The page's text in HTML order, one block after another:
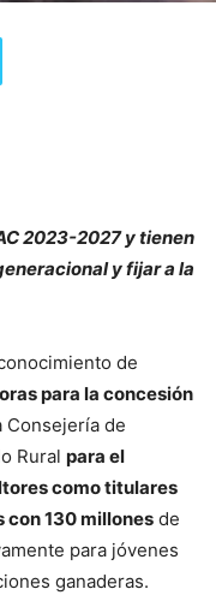
2023-2027 y tienen
y fijar a la
de
para la concesión
Consejería de
Rural para el
como titulares
130 millones de
para jóvenes
ganaderas.